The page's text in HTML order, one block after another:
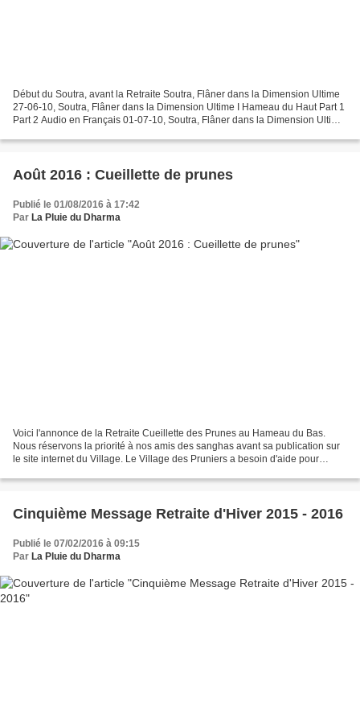
Début du Soutra, avant la Retraite Soutra, Flâner dans la Dimension Ultime
27-06-10, Soutra, Flâner dans la Dimension Ultime I Hameau du Haut Part 1
Part 2 Audio en Français 01-07-10, Soutra, Flâner dans la Dimension Ultime
Août 2016 : Cueillette de prunes
Publié le 01/08/2016 à 17:42
Par La Pluie du Dharma
Voici l'annonce de la Retraite Cueillette des Prunes au Hameau du Bas.
Nous réservons la priorité à nos amis des sanghas avant sa publication sur
le site internet du Village. Le Village des Pruniers a besoin d'aide pour
Cinquième Message Retraite d'Hiver 2015 - 2016
Publié le 07/02/2016 à 09:15
Par La Pluie du Dharma